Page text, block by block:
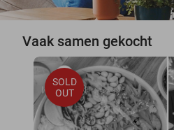
Vaak samen gekocht
SOLD
OUT